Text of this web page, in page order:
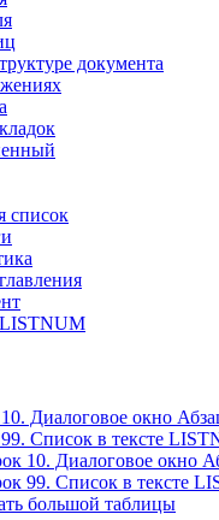
документа
список
LISTNUM
Диалоговое окно
Список в тексте
10. Диалоговое окно
99. Список в тексте
большой таблицы